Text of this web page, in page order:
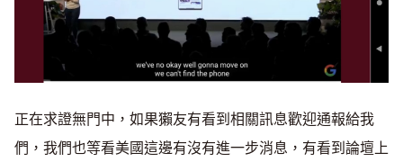
正在求證無門中，如果獺友有看到相關訊息歡迎通報給我
們，我們也等看美國這邊有沒有進一步消息，有看到論壇上